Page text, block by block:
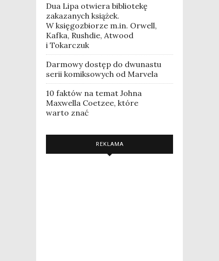
Dua Lipa otwiera bibliotekę
zakazanych książek.
W księgozbiorze m.in. Orwell,
Kafka, Rushdie, Atwood
i Tokarczuk
Darmowy dostęp do dwunastu
serii komiksowych od Marvela
10 faktów na temat Johna
Maxwella Coetzee, które
warto znać
REKLAMA